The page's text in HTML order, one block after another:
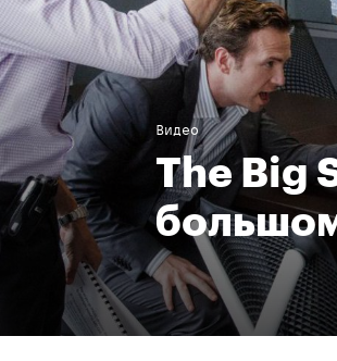
Видео
The Big